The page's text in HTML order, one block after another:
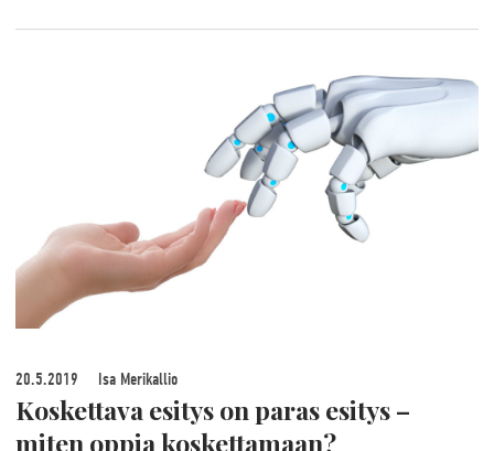
20.5.2019 Isa Merikallio
Koskettava esitys on paras esitys –
miten oppia koskettamaan?